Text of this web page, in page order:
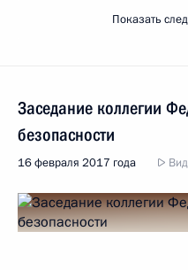
Показать
Заседание коллегии
безопасности
16 февраля 2017 года